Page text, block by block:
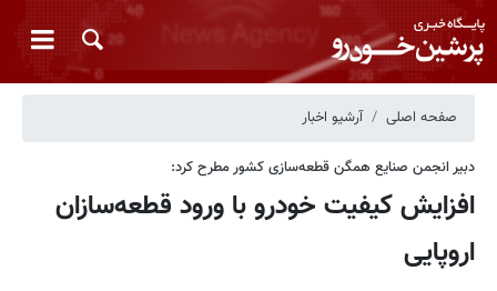
صفحه اصلی آرشیو اخبار
دبیر انجمن صنایع همگن قطعه‌سازی کشور مطرح کرد:
افزایش کیفیت خودرو با ورود قطعه‌سازان
اروپایی